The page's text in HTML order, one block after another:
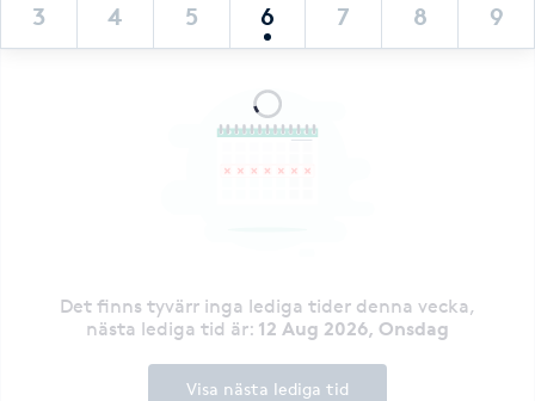
3 4 5 6 7 8 9
Det finns tyvärr inga lediga tider denna vecka,
nästa lediga tid är: 12 Aug 2026, Onsdag
Visa nästa lediga tid